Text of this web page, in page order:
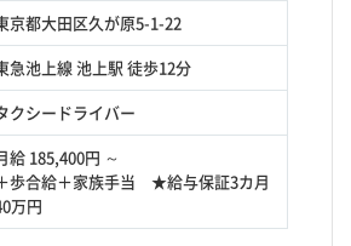
京都大田区久が原5-1-22
急池上線 池上駅 徒歩12分
クシードライバー
給 185,400円 ～
歩合給＋家族手当 ★給与保証3カ月
万円